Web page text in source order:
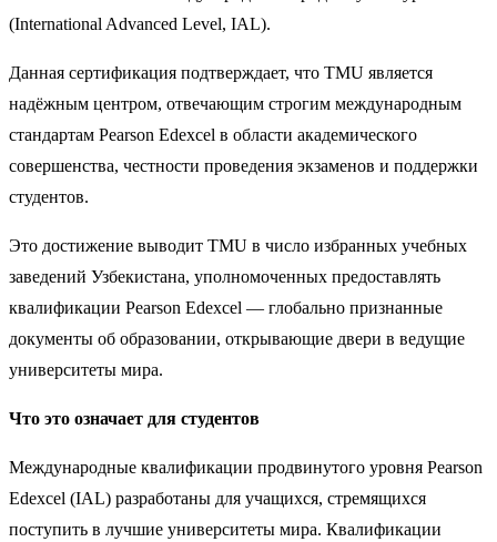
(International Advanced Level, IAL).
Данная сертификация подтверждает, что TMU является
надёжным центром, отвечающим строгим международным
стандартам Pearson Edexcel в области академического
совершенства, честности проведения экзаменов и поддержки
студентов.
Это достижение выводит TMU в число избранных учебных
заведений Узбекистана, уполномоченных предоставлять
квалификации Pearson Edexcel — глобально признанные
документы об образовании, открывающие двери в ведущие
университеты мира.
Что это означает для студентов
Международные квалификации продвинутого уровня Pearson
Edexcel (IAL) разработаны для учащихся, стремящихся
поступить в лучшие университеты мира. Квалификации